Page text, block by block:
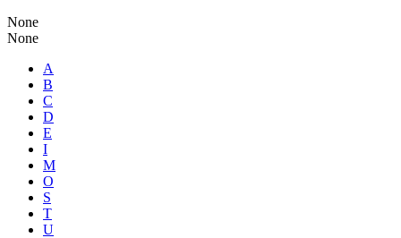
None
None
A
B
C
D
E
I
M
O
S
T
U